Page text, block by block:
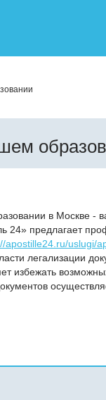
в Москве -
24» предлагает
apostille24.ru/uslugi/
легализации
избежать